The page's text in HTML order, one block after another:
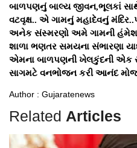
બાળપણનું બાલ્ય જીવન,ભૂલકાં
વટવૃક્ષ.. એ ગામનું મહાદેવનું
અનેક સંસ્મરણો અમે ગામની
શાળા ભણતર સમયના સંભારણા
એમના બાળપણની ખેલકુંદની એક
સાગમટે વનભોજન કરી આનંદ
Author : Gujaratenews
Related Articles